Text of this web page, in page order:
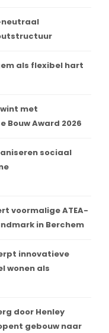
neutraal
als flexibel hart
met
Bouw Award 2026
sociaal
voormalige ATEA-
in Berchem
innovatieve
wonen als
door Henley
gebouw naar